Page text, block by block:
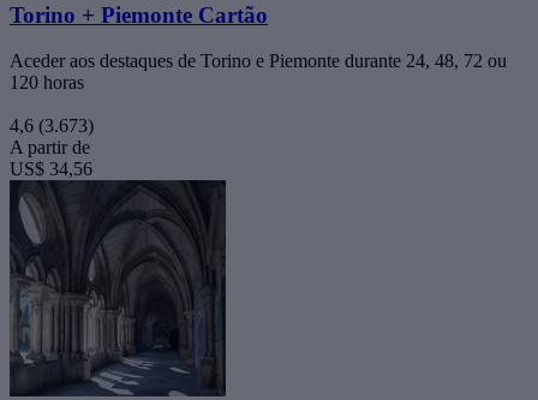
Torino + Piemonte Cartão
Aceder aos destaques de Torino e Piemonte durante 24, 48, 72 ou
120 horas
4,6 (3.673)
A partir de
US$ 34,56